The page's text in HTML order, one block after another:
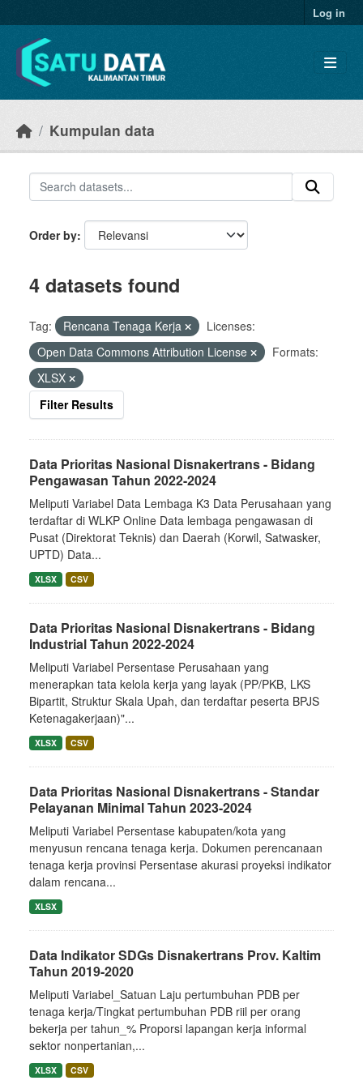
Log in
Kumpulan data
Order by
4 datasets found
Tag: Rencana Tenaga Kerja
Licenses:
Open Data Commons Attribution License
Formats:
XLSX
Filter Results
Data Prioritas Nasional Disnakertrans - Bidang
Pengawasan Tahun 2022-2024
Meliputi Variabel Data Lembaga K3 Data Perusahaan yang
terdaftar di WLKP Online Data lembaga pengawasan di
Pusat (Direktorat Teknis) dan Daerah (Korwil, Satwasker,
UPTD) Data...
XLSX CSV
Data Prioritas Nasional Disnakertrans - Bidang
Industrial Tahun 2022-2024
Meliputi Variabel Persentase Perusahaan yang
menerapkan tata kelola kerja yang layak (PP/PKB, LKS
Bipartit, Struktur Skala Upah, dan terdaftar peserta BPJS
Ketenagakerjaan)"...
XLSX CSV
Data Prioritas Nasional Disnakertrans - Standar
Pelayanan Minimal Tahun 2023-2024
Meliputi Variabel Persentase kabupaten/kota yang
menyusun rencana tenaga kerja. Dokumen perencanaan
tenaga kerja provinsi Persentase akurasi proyeksi indikator
dalam rencana...
XLSX
Data Indikator SDGs Disnakertrans Prov. Kaltim
Tahun 2019-2020
Meliputi Variabel_Satuan Laju pertumbuhan PDB per
tenaga kerja/Tingkat pertumbuhan PDB riil per orang
bekerja per tahun_% Proporsi lapangan kerja informal
sektor nonpertanian,...
XLSX CSV